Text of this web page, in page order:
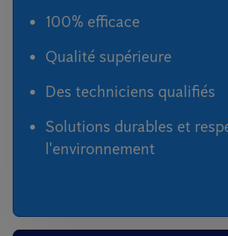
100% efficace
Qualité supérieure
Des techniciens qualifiés
Solutions durables et
l'environnement